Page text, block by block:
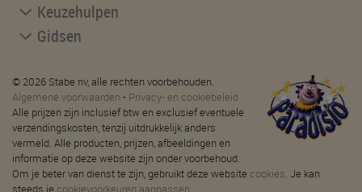
Keuzehulpen
Gidsen
© 2026 Stabe nv, alle rechten voorbehouden.
Algemene voorwaarden - Privacy- en cookiebeleid
Alle prijzen zijn inclusief btw en exclusief eventuele
verzendingskosten, tenzij uitdrukkelijk anders
vermeld. Alle producten, prijzen, afbeeldingen en
informatie op deze website zijn onder voorbehoud.
Om je beter van dienst te zijn, gebruikt deze website cookies. Je kan